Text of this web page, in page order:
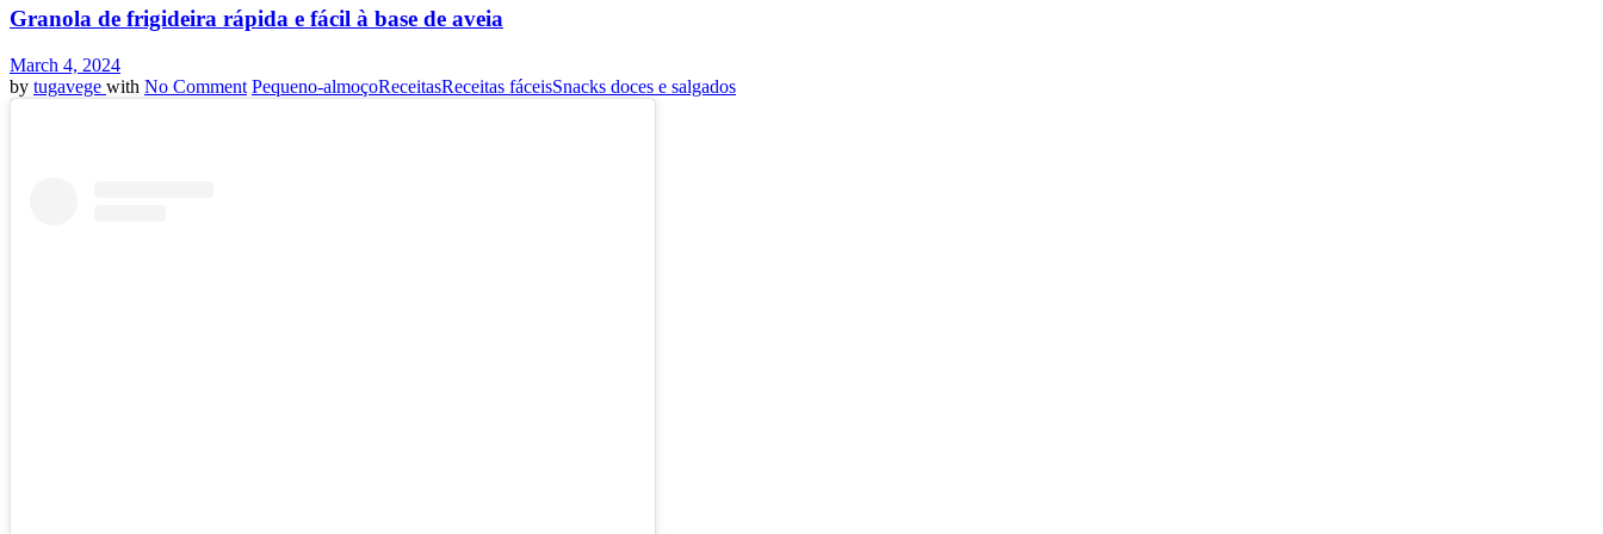
Granola de frigideira rápida e fácil à base de aveia
March 4, 2024
by tugavege with No Comment Pequeno-almoçoReceitasReceitas fáceisSnacks doces e salgados